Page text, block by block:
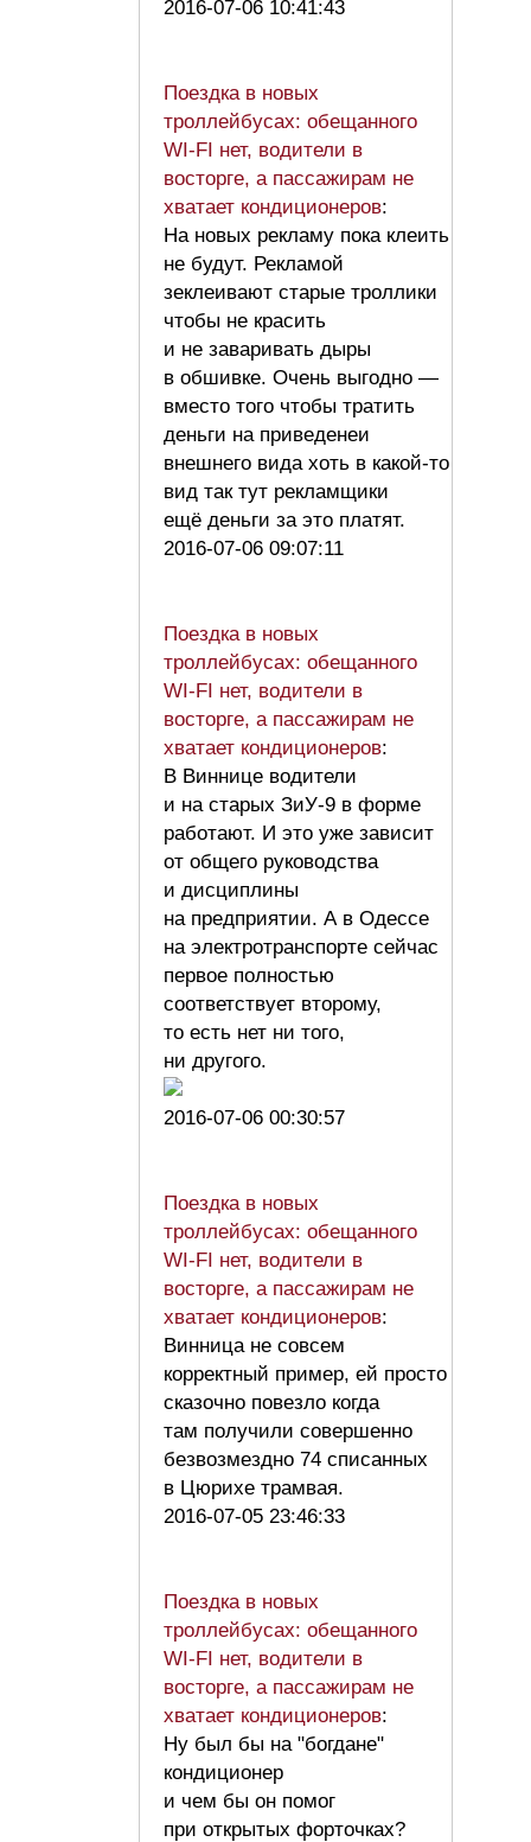
2016-07-06 10:41:43
Поездка в новых
троллейбусах: обещанного
WI-FI нет, водители в
восторге, а пассажирам не
хватает кондиционеров:
На новых рекламу пока клеить
не будут. Рекламой
зеклеивают старые троллики
чтобы не красить
и не заваривать дыры
в обшивке. Очень выгодно —
вместо того чтобы тратить
деньги на приведенеи
внешнего вида хоть в какой-то
вид так тут рекламщики
ещё деньги за это платят.
2016-07-06 09:07:11
Поездка в новых
троллейбусах: обещанного
WI-FI нет, водители в
восторге, а пассажирам не
хватает кондиционеров:
В Виннице водители
и на старых ЗиУ-9 в форме
работают. И это уже зависит
от общего руководства
и дисциплины
на предприятии. А в Одессе
на электротранспорте сейчас
первое полностью
соответствует второму,
то есть нет ни того,
ни другого.
2016-07-06 00:30:57
Поездка в новых
троллейбусах: обещанного
WI-FI нет, водители в
восторге, а пассажирам не
хватает кондиционеров:
Винница не совсем
корректный пример, ей просто
сказочно повезло когда
там получили совершенно
безвозмездно 74 списанных
в Цюрихе трамвая.
2016-07-05 23:46:33
Поездка в новых
троллейбусах: обещанного
WI-FI нет, водители в
восторге, а пассажирам не
хватает кондиционеров:
Ну был бы на "богдане"
кондиционер
и чем бы он помог
при открытых форточках?